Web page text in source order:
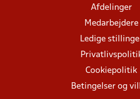
Afdelinger
Medarbejdere
Ledige
Cookiepolitik
Betingelser og